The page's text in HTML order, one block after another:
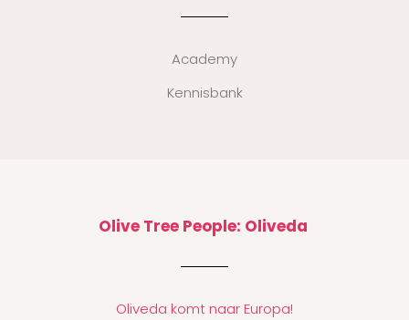
Academy
Kennisbank
Olive Tree People: Oliveda
Oliveda komt naar Europa!